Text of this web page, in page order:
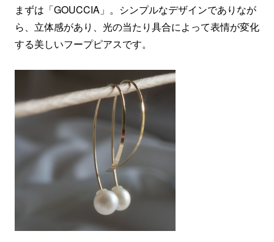
まずは「GOUCCIA」。シンプルなデザインでありなが
ら、立体感があり、光の当たり具合によって表情が変化
する美しいフープピアスです。